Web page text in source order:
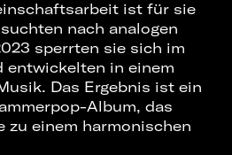
ist für sie
nach analogen
sperrten sie sich im
entwickelten in einem
Das Ergebnis ist ein
Album, das
zu einem harmonischen